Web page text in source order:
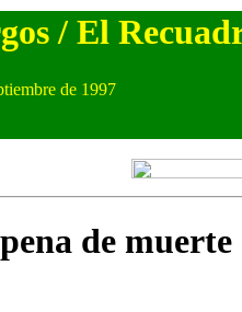
/ El
de 1997
de muerte